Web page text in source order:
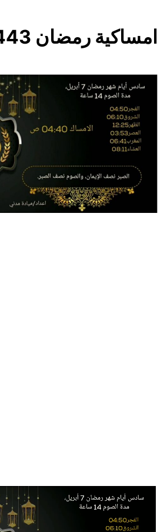
امساكية رمضان 1443-2022